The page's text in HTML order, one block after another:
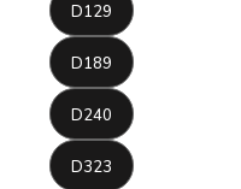
D129
D189
D240
D323